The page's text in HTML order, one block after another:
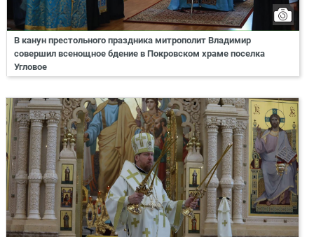
В канун престольного праздника митрополит Владимир
совершил всенощное бдение в Покровском храме поселка
Угловое